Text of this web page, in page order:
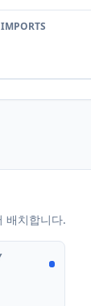
IMPORTS
배치합니다.